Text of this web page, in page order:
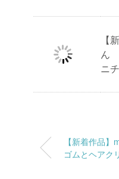
【
ん
ニ
【新着作品
ゴムとヘアク